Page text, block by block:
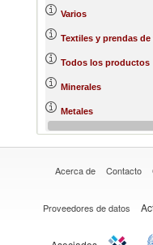
Varios
Textiles y prendas de
Todos los productos
Minerales
Metales
Bienes intermedios
Acerca de Contacto
Proveedores de datos